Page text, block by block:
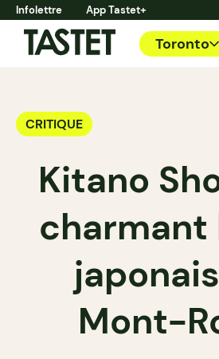
Infolettre App Tastet+
Toronto
CRITIQUE
Kitano
Mont-